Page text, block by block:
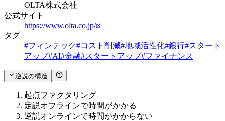
OLTA株式会社
公式サイト
https://www.olta.co.jp/
タグ
#フィンテック#コスト削減#地域活性化#銀行#スタート
アップ#AI#金融#スタートアップ#ファイナンス
逆説の構造
起点ファクタリング
定説オフラインで時間がかかる
逆説オンラインで時間がかからない